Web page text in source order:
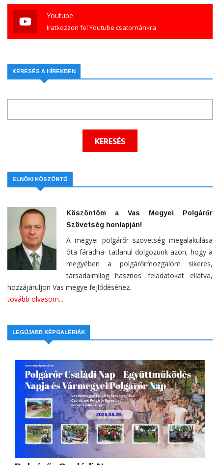
Youtube
Iratkozzon fel Youtube csatornánkra
KERESÉS A HÍREKBEN
ELNÖKI KÖSZÖNTŐ
Köszöntöm a Vas Megyei Polgárőr
Szövetség honlapján!
A megyei polgárőr szövetség megalakulása
óta fáradha- tatlanul dolgozunk azon, hogy a
megyében a polgárőrmozgalom sikeres,
társadalmilag hasznos feladatokat ellátva,
hozzájáruljon Vas megye fejlődéséhez.
tovább olvasom...
LEGÚJABB KÉPGALÉRIÁK